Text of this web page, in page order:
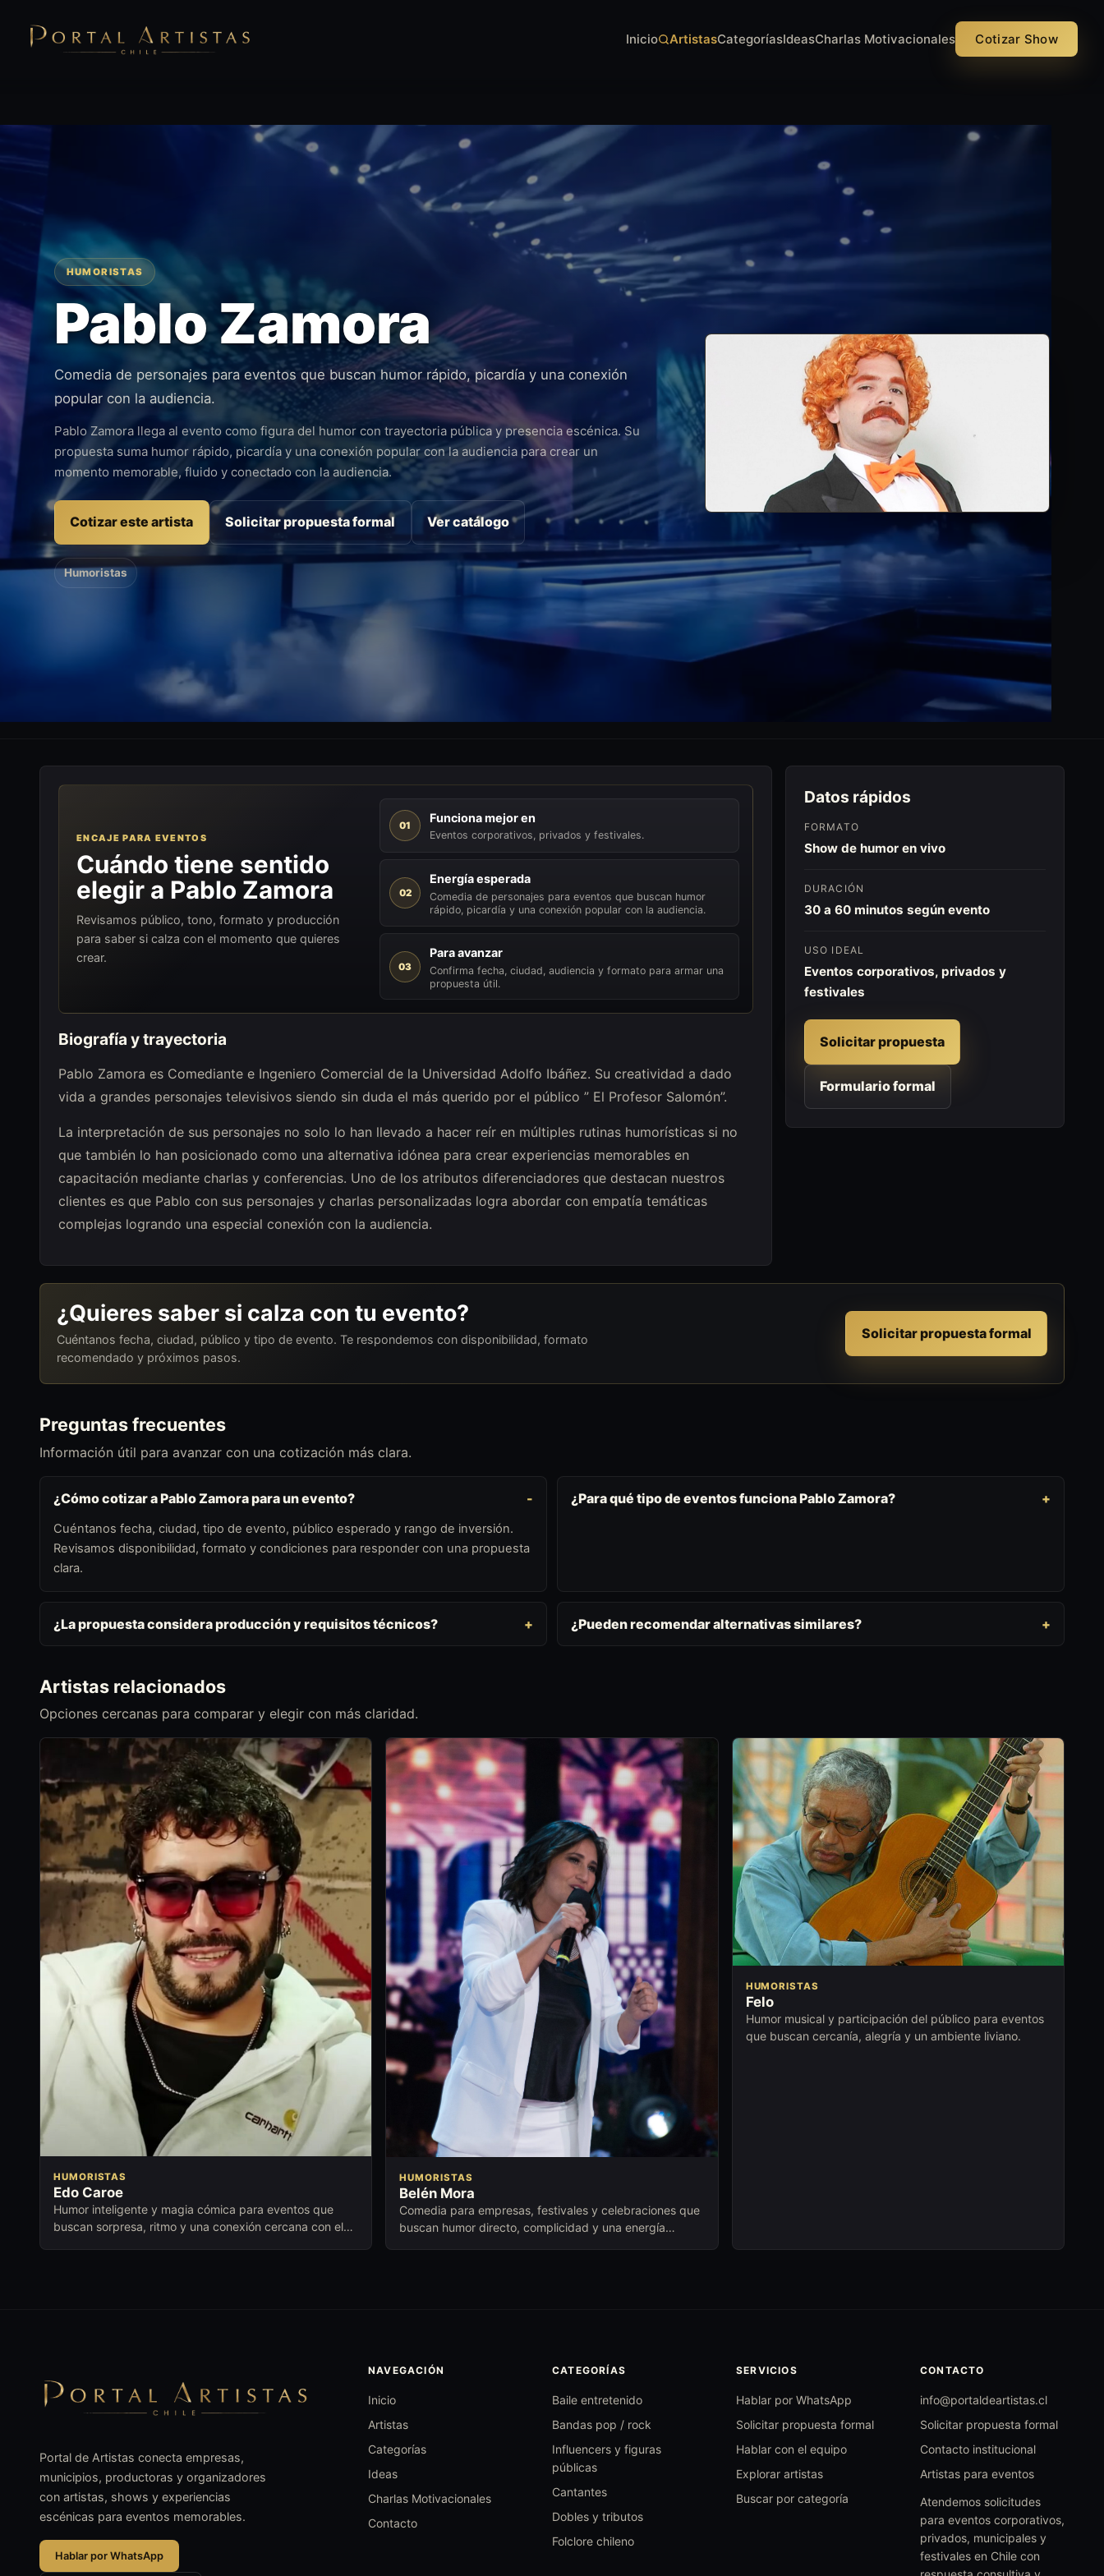
Inicio ArtistasCategoríasIdeasCharlas Motivacionales Cotizar Show
HUMORISTAS
Pablo Zamora
Comedia de personajes para eventos que buscan humor rápido, picardía y una conexión
popular con la audiencia.
Pablo Zamora llega al evento como figura del humor con trayectoria pública y presencia escénica. Su
propuesta suma humor rápido, picardía y una conexión popular con la audiencia para crear un
momento memorable, fluido y conectado con la audiencia.
Cotizar este artista Solicitar propuesta formal Ver catálogo
Humoristas
ENCAJE PARA EVENTOS
Cuándo tiene sentido
elegir a Pablo Zamora
Revisamos público, tono, formato y producción
para saber si calza con el momento que quieres
crear.
01
Funciona mejor en
Eventos corporativos, privados y festivales.
02
Energía esperada
Comedia de personajes para eventos que buscan humor
rápido, picardía y una conexión popular con la audiencia.
03
Para avanzar
Confirma fecha, ciudad, audiencia y formato para armar una
propuesta útil.
Biografía y trayectoria
Pablo Zamora es Comediante e Ingeniero Comercial de la Universidad Adolfo Ibáñez. Su creatividad a dado
vida a grandes personajes televisivos siendo sin duda el más querido por el público ” El Profesor Salomón”.
La interpretación de sus personajes no solo lo han llevado a hacer reír en múltiples rutinas humorísticas si no
que también lo han posicionado como una alternativa idónea para crear experiencias memorables en
capacitación mediante charlas y conferencias. Uno de los atributos diferenciadores que destacan nuestros
clientes es que Pablo con sus personajes y charlas personalizadas logra abordar con empatía temáticas
complejas logrando una especial conexión con la audiencia.
Datos rápidos
FORMATO
Show de humor en vivo
DURACIÓN
30 a 60 minutos según evento
USO IDEAL
Eventos corporativos, privados y
festivales
Solicitar propuesta
Formulario formal
¿Quieres saber si calza con tu evento?
Cuéntanos fecha, ciudad, público y tipo de evento. Te respondemos con disponibilidad, formato
recomendado y próximos pasos.
Solicitar propuesta formal
Preguntas frecuentes
Información útil para avanzar con una cotización más clara.
¿Cómo cotizar a Pablo Zamora para un evento?
Cuéntanos fecha, ciudad, tipo de evento, público esperado y rango de inversión.
Revisamos disponibilidad, formato y condiciones para responder con una propuesta
clara.
¿Para qué tipo de eventos funciona Pablo Zamora?
¿La propuesta considera producción y requisitos técnicos? ¿Pueden recomendar alternativas similares?
Artistas relacionados
Opciones cercanas para comparar y elegir con más claridad.
HUMORISTAS
Edo Caroe
Humor inteligente y magia cómica para eventos que
buscan sorpresa, ritmo y una conexión cercana con el
HUMORISTAS
Belén Mora
Comedia para empresas, festivales y celebraciones que
buscan humor directo, complicidad y una energía
HUMORISTAS
Felo
Humor musical y participación del público para eventos
que buscan cercanía, alegría y un ambiente liviano.
Portal de Artistas conecta empresas,
municipios, productoras y organizadores
con artistas, shows y experiencias
escénicas para eventos memorables.
Hablar por WhatsApp
NAVEGACIÓN
Inicio
Artistas
Categorías
Ideas
Charlas Motivacionales
Contacto
CATEGORÍAS
Baile entretenido
Bandas pop / rock
Influencers y figuras
públicas
Cantantes
Dobles y tributos
Folclore chileno
SERVICIOS
Hablar por WhatsApp
Solicitar propuesta formal
Hablar con el equipo
Explorar artistas
Buscar por categoría
CONTACTO
info@portaldeartistas.cl
Solicitar propuesta formal
Contacto institucional
Artistas para eventos
Atendemos solicitudes
para eventos corporativos,
privados, municipales y
festivales en Chile con